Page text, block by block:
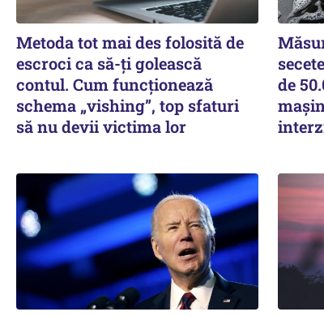
Metoda tot mai des folosită de
escroci ca să-ți golească
contul. Cum funcționează
schema „vishing”, top sfaturi
să nu devii victima lor
de